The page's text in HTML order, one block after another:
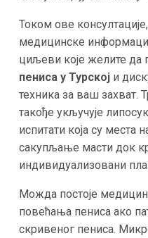
Током ове
медицинске
циљеви које желите да
пениса у Турскоји
техника за ваш захват.
такође укључује
испитати која су места
сакупљање масти док
индивидуализовани
Можда постоје
повећања пениса ако
скривеног пениса.